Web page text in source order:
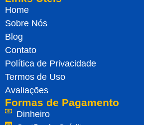
Home
Sobre Nós
Blog
Contato
Política de Privacidade
Termos de Uso
Avaliações
Formas de Pagamento
Dinheiro